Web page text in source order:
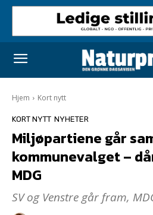
Hjem Kort nytt
KORT NYTT NYHETER
Miljøpartiene går
kommunevalget –
MDG
SV og Venstre går fram,